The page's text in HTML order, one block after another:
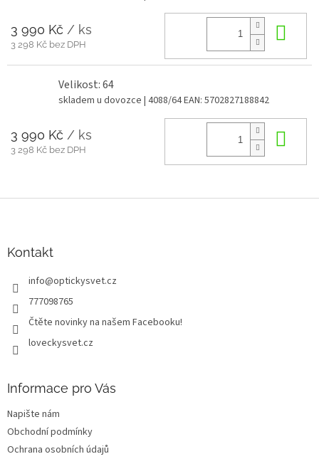
3 990 Kč / ks
3 298 Kč bez DPH
Velikost: 64
skladem u dovozce | 4088/64EAN: 5702827188842
3 990 Kč / ks
3 298 Kč bez DPH
Kontakt
info@optickysvet.cz
777098765
Čtěte novinky na našem Facebooku!
loveckysvet.cz
Informace pro Vás
Napište nám
Obchodní podmínky
Ochrana osobních údajů